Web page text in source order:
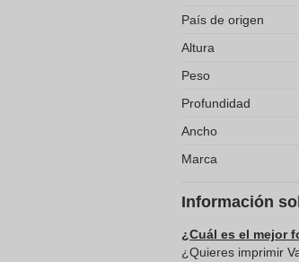
País de origen
Altura
Peso
Profundidad
Ancho
Marca
Información
¿Cuál es el mejor
¿Quieres imprimir